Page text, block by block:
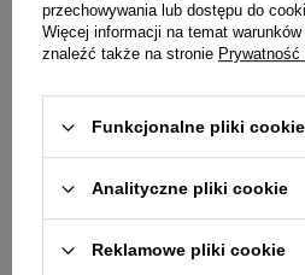
Tabela dawkowania:
Podmiot odpowiedzialny:
Opinie:
przechowywania lub dostępu do
Więcej informacji na temat
znaleźć także na stronie
Funkcjonalne pliki
Analityczne pliki cookie
Reklamowe pliki cookie